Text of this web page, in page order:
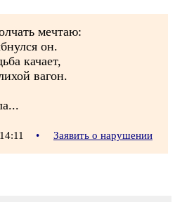
мечтаю:
он.
качает,
вагон.
• Заявить о нарушении